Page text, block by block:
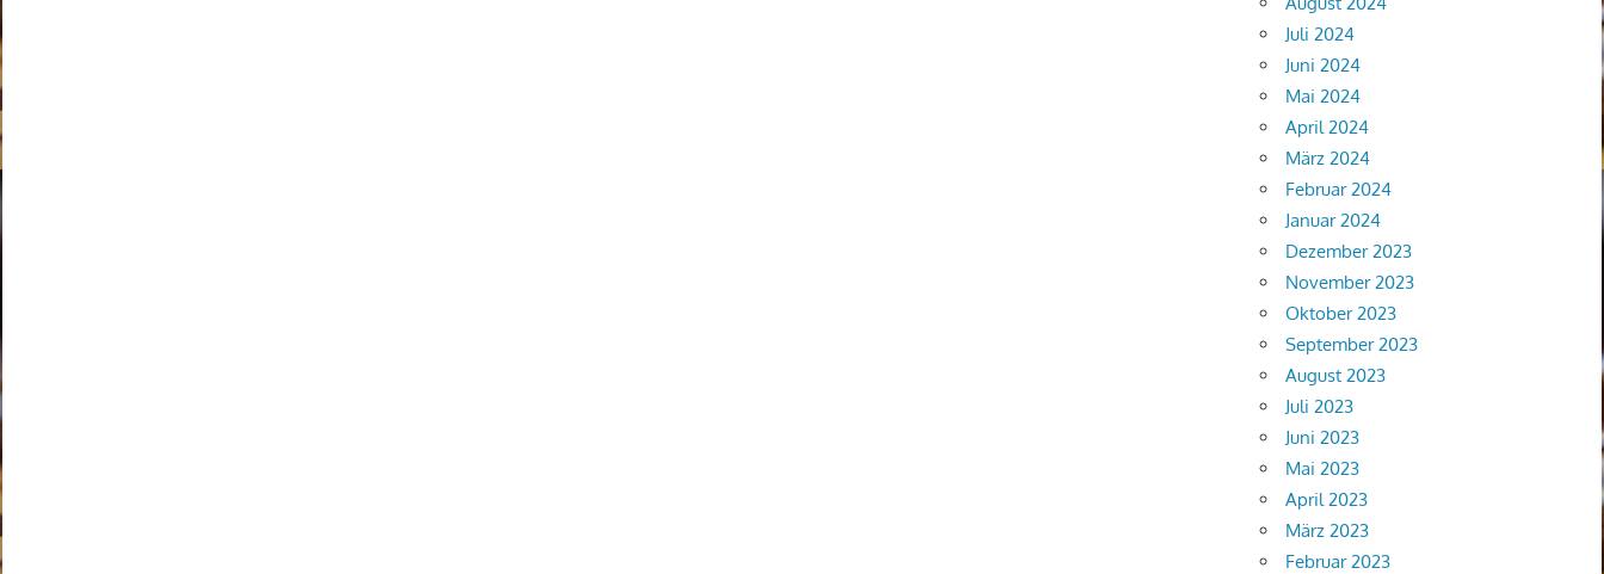
Juli 2024
Juni 2024
Mai 2024
April 2024
März 2024
Februar 2024
Januar 2024
Dezember 2023
November 2023
Oktober 2023
September 2023
August 2023
Juli 2023
Juni 2023
Mai 2023
April 2023
März 2023
Februar 2023